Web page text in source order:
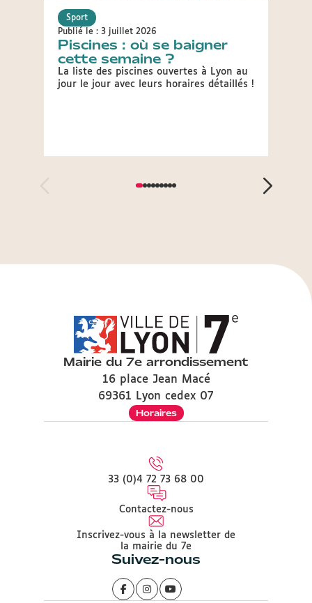
Sport
Publié le : 3 juillet 2026
Piscines : où se baigner
cette semaine ?
La liste des piscines ouvertes à Lyon au
jour le jour avec leurs horaires détaillés !
Mairie du 7e arrondissement
16 place Jean Macé
69361 Lyon cedex 07
Horaires
33 (0)4 72 73 68 00
Contactez-nous
Inscrivez-vous à la newsletter de
la mairie du 7e
Suivez-nous